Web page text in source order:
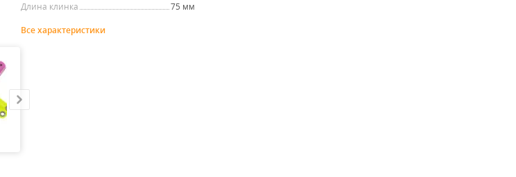
Длина клинка
75 мм
Все характеристики